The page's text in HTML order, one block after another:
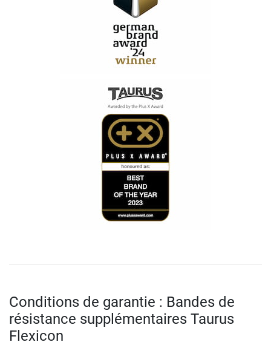
Conditions de garantie : Bandes de
résistance supplémentaires Taurus
Flexicon